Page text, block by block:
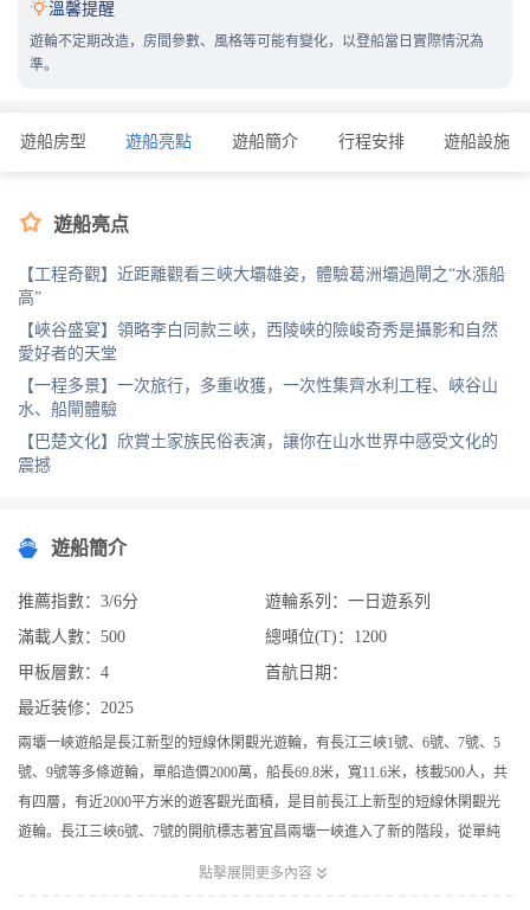
溫馨提醒
遊輪不定期改造，房間參數、風格等可能有變化，以登船當日實際情況為
準。
遊船房型 遊船亮點 遊船簡介 行程安排 遊船設施
 遊船亮点
【工程奇觀】近距離觀看三峽大壩雄姿，體驗葛洲壩過閘之“水漲船
高”
【峽谷盛宴】領略李白同款三峽，西陵峽的險峻奇秀是攝影和自然
愛好者的天堂
【一程多景】一次旅行，多重收獲，一次性集齊水利工程、峽谷山
水、船閘體驗
【巴楚文化】欣賞土家族民俗表演，讓你在山水世界中感受文化的
震撼
遊船簡介
推薦指數：3/6分
遊輪系列：一日遊系列
滿載人數：500
總噸位(T)：1200
甲板層數：4
首航日期：
最近装修：2025
兩壩一峽遊船是長江新型的短線休閑觀光遊輪，有長江三峽1號、6號、7號、5
號、9號等多條遊輪，單船造價2000萬，船長69.8米，寬11.6米，核載500人，共
有四層，有近2000平方米的遊客觀光面積，是目前長江上新型的短線休閑觀光
遊輪。長江三峽6號、7號的開航標志著宜昌兩壩一峽進入了新的階段，從單純
的觀光旅遊進入品質休閑遊階段，奢華遊輪為觀光兩壩一峽提供了有利的保
點擊展開更多內容 